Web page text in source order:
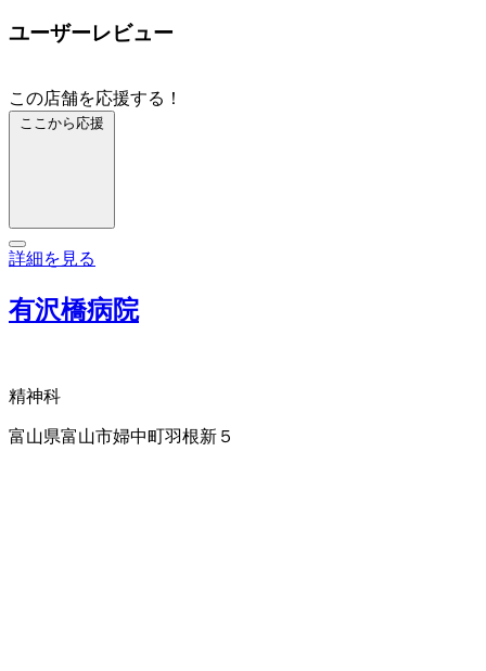
ユーザーレビュー
この店舗を応援する！
ここから応援
詳細を見る
有沢橋病院
精神科
富山県富山市婦中町羽根新５